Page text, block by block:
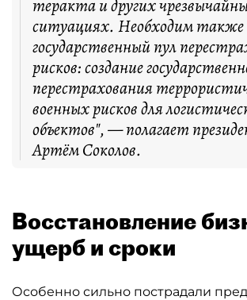
теракта и других
ситуациях. Необходим также
государственный пул
рисков: создание
перестрахования
военных рисков для
объектов", — полагает
Артём Соколов.
Восстановление
ущерб и сроки
Особенно сильно пострадали